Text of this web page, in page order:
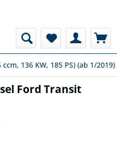
ccm, 136 KW, 185 PS) (ab 1/2019)
Ford Transit